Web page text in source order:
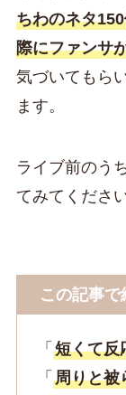
ちわのネタ
際にファンサ
気づいてもら
ます。
ライブ前のう
てみてくださ
この記事
「短くて反
「周りと被